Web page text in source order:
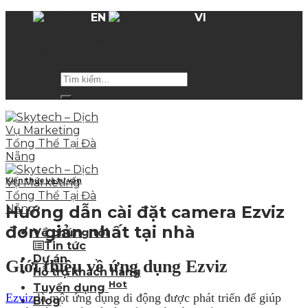
EN
VI
Về chúng tôi
Tin tức
Dự án
Hỗ trợ khách hàng
Tuyển dụng Hot
Blog
Kiến thức và tư vấn
Hướng dẫn cài đặt camera Ezviz
đơn giản nhất tại nhà
Giới thiệu về ứng dụng Ezviz
Ezvizlà một ứng dụng di động được phát triển để giúp